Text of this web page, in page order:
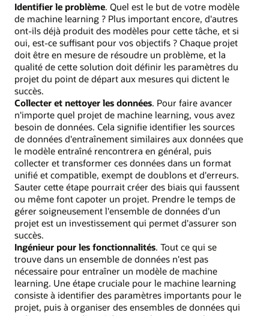
Identifier le problème. Quel est le but de votre modèle
de machine learning ? Plus important encore, d'autres
ont-ils déjà produit des modèles pour cette tâche, et si
oui, est-ce suffisant pour vos objectifs ? Chaque projet
doit être en mesure de résoudre un problème, et la
qualité de cette solution doit définir les paramètres du
projet du point de départ aux mesures qui dictent le
succès.
Collecter et nettoyer les données. Pour faire avancer
n'importe quel projet de machine learning, vous avez
besoin de données. Cela signifie identifier les sources
de données d'entraînement similaires aux données que
le modèle entraîné rencontrera en général, puis
collecter et transformer ces données dans un format
unifié et compatible, exempt de doublons et d'erreurs.
Sauter cette étape pourrait créer des biais qui faussent
ou même font capoter un projet. Prendre le temps de
gérer soigneusement l'ensemble de données d'un
projet est un investissement qui permet d'assurer son
succès.
Ingénieur pour les fonctionnalités. Tout ce qui se
trouve dans un ensemble de données n'est pas
nécessaire pour entraîner un modèle de machine
learning. Une étape cruciale pour le machine learning
consiste à identifier des paramètres importants pour le
projet, puis à organiser des ensembles de données qui